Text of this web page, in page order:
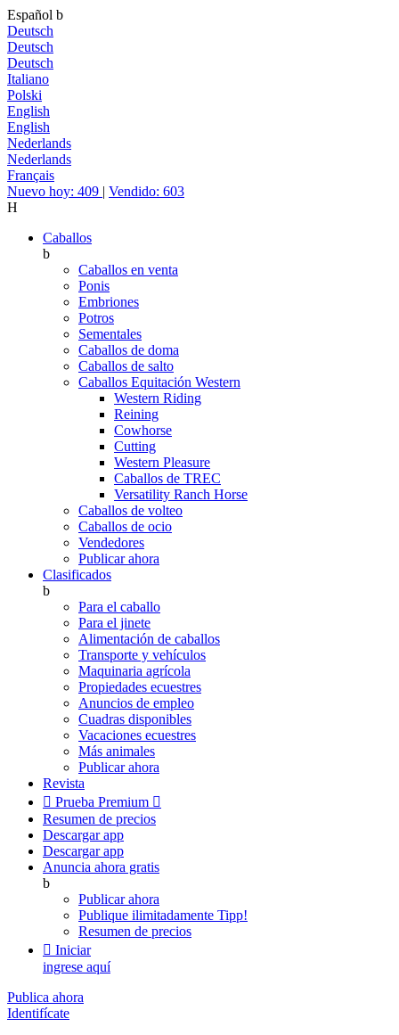
Español b
Deutsch
Deutsch
Deutsch
Italiano
Polski
English
English
Nederlands
Nederlands
Français
Nuevo hoy: 409 | Vendido: 603
H
Caballos
b
Caballos en venta
Ponis
Embriones
Potros
Sementales
Caballos de doma
Caballos de salto
Caballos Equitación Western
Western Riding
Reining
Cowhorse
Cutting
Western Pleasure
Caballos de TREC
Versatility Ranch Horse
Caballos de volteo
Caballos de ocio
Vendedores
Publicar ahora
Clasificados
b
Para el caballo
Para el jinete
Alimentación de caballos
Transporte y vehículos
Maquinaria agrícola
Propiedades ecuestres
Anuncios de empleo
Cuadras disponibles
Vacaciones ecuestres
Más animales
Publicar ahora
Revista
 Prueba Premium 
Resumen de precios
Descargar app
Descargar app
Anuncia ahora gratis
b
Publicar ahora
Publique ilimitadamente Tipp!
Resumen de precios
 Iniciar
ingrese aquí
Publica ahora
Identifícate